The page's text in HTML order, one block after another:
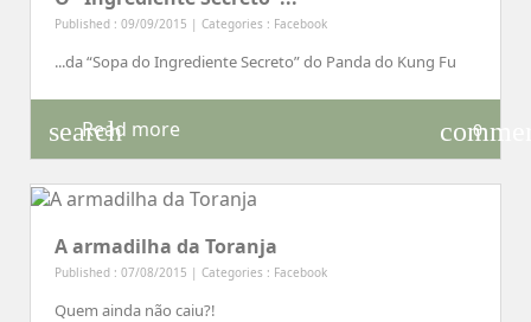
Published : 09/09/2015 | Categories : Facebook
...da “Sopa do Ingrediente Secreto” do Panda do Kung Fu
search
Read more 0
A armadilha da Toranja
Published : 07/08/2015 | Categories : Facebook
Quem ainda não caiu?!